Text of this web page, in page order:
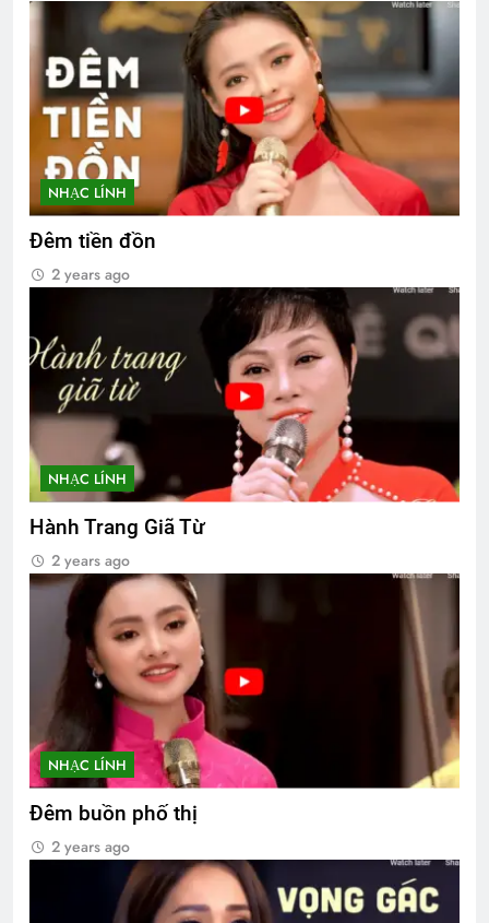
NHẠC LÍNH
Đêm tiền đồn
2 years ago
NHẠC LÍNH
Hành Trang Giã Từ
2 years ago
NHẠC LÍNH
Đêm buồn phố thị
2 years ago